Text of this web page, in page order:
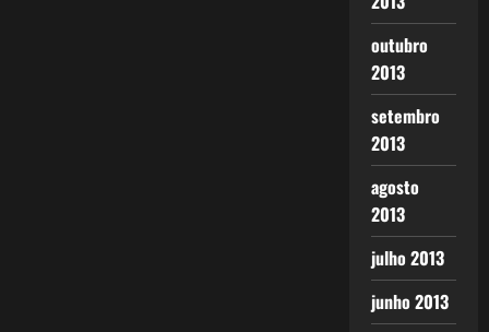
outubro
2013
setembro
2013
agosto
2013
julho 2013
junho 2013